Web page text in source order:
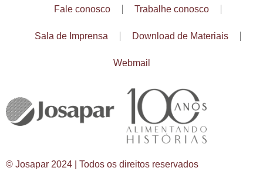
Fale conosco Trabalhe conosco
Sala de Imprensa Download de Materiais
Webmail
© Josapar 2024 | Todos os direitos reservados